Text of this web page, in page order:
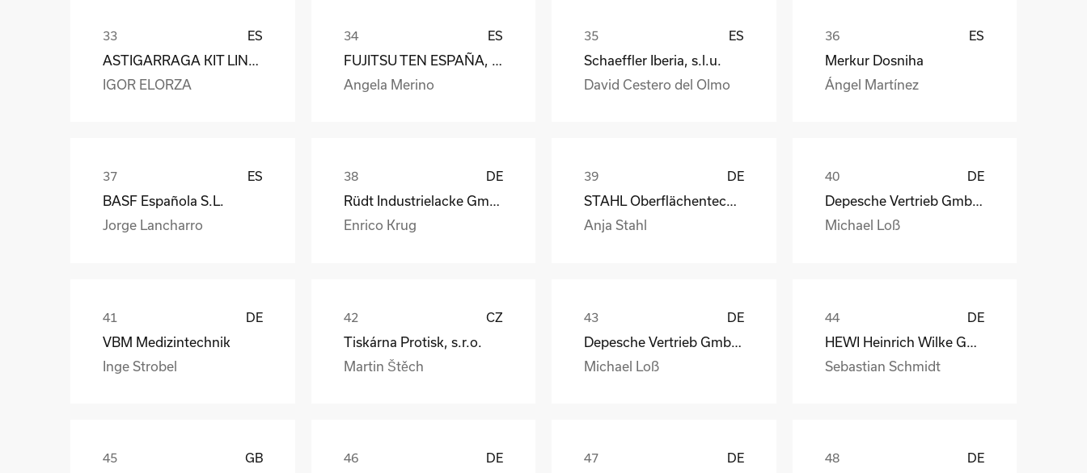
ES
ASTIGARRAGA KIT LINE S.L.
IGOR ELORZA
ES
FUJITSU TEN ESPAÑA, S.A.
Angela Merino
ES
Schaeffler Iberia, s.l.u.
David Cestero del Olmo
ES
Merkur Dosniha
Ángel Martínez
ES
BASF Española S.L.
Jorge Lancharro
DE
Rüdt Industrielacke GmbH & Co.KG
Enrico Krug
DE
STAHL Oberflächentechnik GmbH
Anja Stahl
DE
Depesche Vertrieb GmbH & Co. KG
Michael Loß
DE
VBM Medizintechnik
Inge Strobel
CZ
Tiskárna Protisk, s.r.o.
Martin Štěch
DE
Michael Loß
DE
Sebastian Schmidt
GB DE DE DE